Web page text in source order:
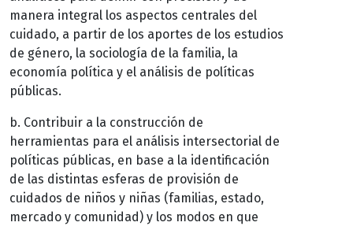
manera integral los aspectos centrales del
cuidado, a partir de los aportes de los estudios
de género, la sociología de la familia, la
economía política y el análisis de políticas
públicas.
b. Contribuir a la construcción de
herramientas para el análisis intersectorial de
políticas públicas, en base a la identificación
de las distintas esferas de provisión de
cuidados de niños y niñas (familias, estado,
mercado y comunidad) y los modos en que